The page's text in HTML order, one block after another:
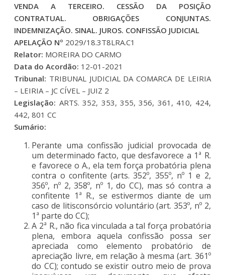
VENDA A TERCEIRO. CESSÃO DA POSIÇÃO
CONTRATUAL. OBRIGAÇÕES CONJUNTAS.
INDEMNIZAÇÃO. SINAL. JUROS. CONFISSÃO JUDICIAL
APELAÇÃO Nº 2029/18.3T8LRA.C1
Relator: MOREIRA DO CARMO
Data do Acordão: 12-01-2021
Tribunal: TRIBUNAL JUDICIAL DA COMARCA DE LEIRIA
– LEIRIA – JC CÍVEL – JUIZ 2
Legislação: ARTS. 352, 353, 355, 356, 361, 410, 424,
442, 801 CC
Sumário:
Perante uma confissão judicial provocada de
um determinado facto, que desfavorece a 1ª R.
e favorece o A., ela tem força probatória plena
contra o confitente (arts. 352º, 355º, nº 1 e 2,
356º, nº 2, 358º, nº 1, do CC), mas só contra a
confitente 1ª R., se estivermos diante de um
caso de litisconsórcio voluntário (art. 353º, nº 2,
1ª parte do CC);
A 2ª R., não fica vinculada a tal força probatória
plena, embora aquela confissão possa ser
apreciada como elemento probatório de
apreciação livre, em relação à mesma (art. 361º
do CC); contudo se existir outro meio de prova